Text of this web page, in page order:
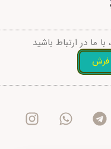
در ارتباط باشید
فرش
T
l
e
W
a
t
I
s
t